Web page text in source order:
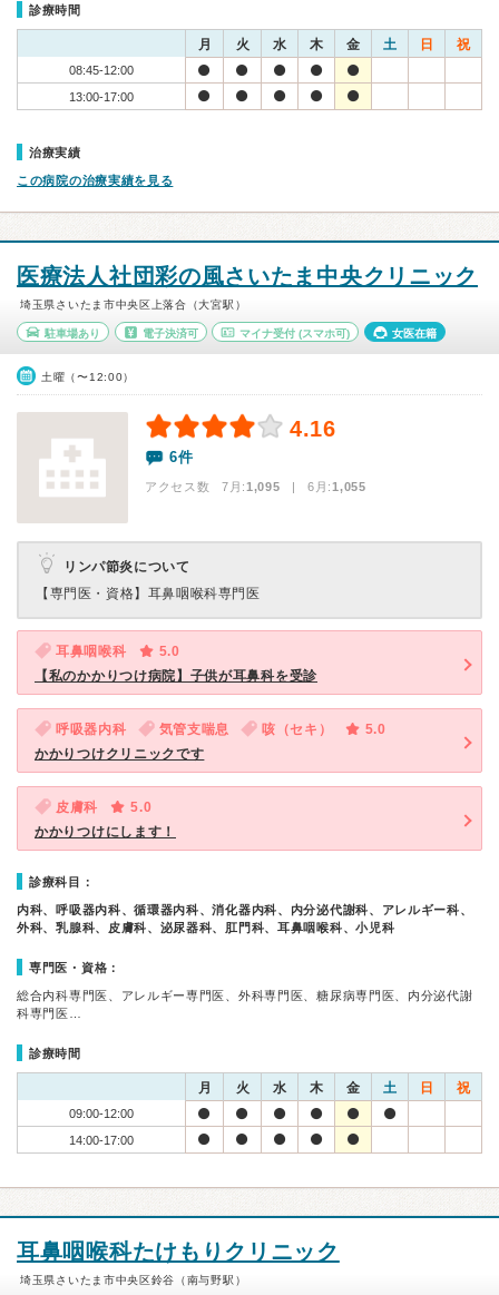
診療時間
月 火 水 木 金 土 日 祝
08:45-12:00
13:00-17:00
治療実績
この病院の治療実績を見る
医療法人社団彩の風さいたま中央クリニック
埼玉県さいたま市中央区上落合（大宮駅）
駐車場あり 電子決済可 マイナ受付 (スマホ可) 女医在籍
土曜（〜12:00）
4.16
6件
アクセス数 7月:1,095 | 6月:1,055
リンパ節炎について
【専門医・資格】 耳鼻咽喉科専門医
耳鼻咽喉科
5.0
【私のかかりつけ病院】子供が耳鼻科を受診
呼吸器内科 気管支喘息 咳（セキ）
5.0
かかりつけクリニックです
皮膚科
5.0
かかりつけにします！
診療科目：
内科、呼吸器内科、循環器内科、消化器内科、内分泌代謝科、アレルギー科、
外科、乳腺科、皮膚科、泌尿器科、肛門科、耳鼻咽喉科、小児科
専門医・資格：
総合内科専門医、アレルギー専門医、外科専門医、糖尿病専門医、内分泌代謝
科専門医…
診療時間
月 火 水 木 金 土 日 祝
09:00-12:00
14:00-17:00
耳鼻咽喉科たけもりクリニック
埼玉県さいたま市中央区鈴谷（南与野駅）